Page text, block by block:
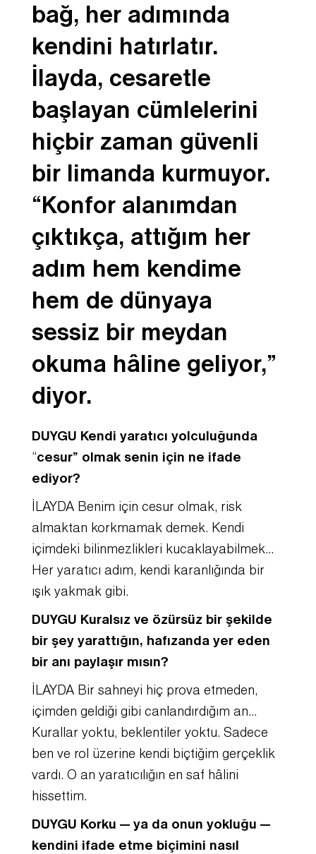
bağ, her adımında
kendini hatırlatır.
İlayda, cesaretle
başlayan cümlelerini
hiçbir zaman güvenli
bir limanda kurmuyor.
“Konfor alanımdan
çıktıkça, attığım her
adım hem kendime
hem de dünyaya
sessiz bir meydan
okuma hâline geliyor,”
diyor.
DUYGU Kendi yaratıcı yolculuğunda
“cesur” olmak senin için ne ifade
ediyor?
İLAYDA Benim için cesur olmak, risk
almaktan korkmamak demek. Kendi
içimdeki bilinmezlikleri kucaklayabilmek…
Her yaratıcı adım, kendi karanlığında bir
ışık yakmak gibi.
DUYGU Kuralsız ve özürsüz bir şekilde
bir şey yarattığın, hafızanda yer eden
bir anı paylaşır mısın?
İLAYDA Bir sahneyi hiç prova etmeden,
içimden geldiği gibi canlandırdığım an…
Kurallar yoktu, beklentiler yoktu. Sadece
ben ve rol üzerine kendi biçtiğim gerçeklik
vardı. O an yaratıcılığın en saf hâlini
hissettim.
DUYGU Korku — ya da onun yokluğu —
kendini ifade etme biçimini nasıl